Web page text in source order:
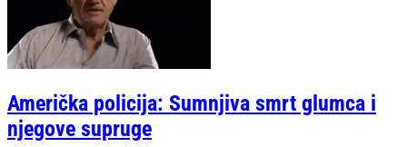
Američka policija: Sumnjiva smrt glumca i
njegove supruge